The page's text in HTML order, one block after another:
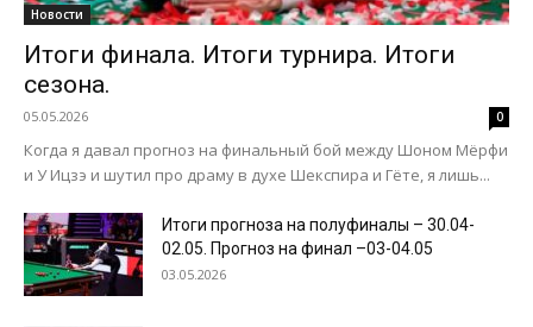
Новости
Итоги финала. Итоги турнира. Итоги
сезона.
05.05.2026 0
Когда я давал прогноз на финальный бой между Шоном Мёрфи
и У Ицзэ и шутил про драму в духе Шекспира и Гёте, я лишь...
Итоги прогноза на полуфиналы – 30.04-
02.05. Прогноз на финал –03-04.05
03.05.2026